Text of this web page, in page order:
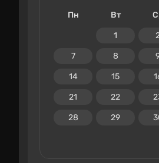
Пн Вт
1
7 8
14 15
21 22
28 29